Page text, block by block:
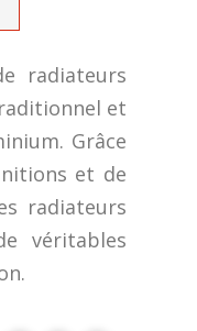
radiateurs
et
Grâce
et de
radiateurs
véritables